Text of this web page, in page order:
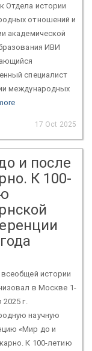
Отдела истории
отношений и
академической
ИВИ
специалист
международных
17 Oct 2025
и после
К 100-
истории
в Москве 1-
г.
научную
«Мир до и
К 100-летию